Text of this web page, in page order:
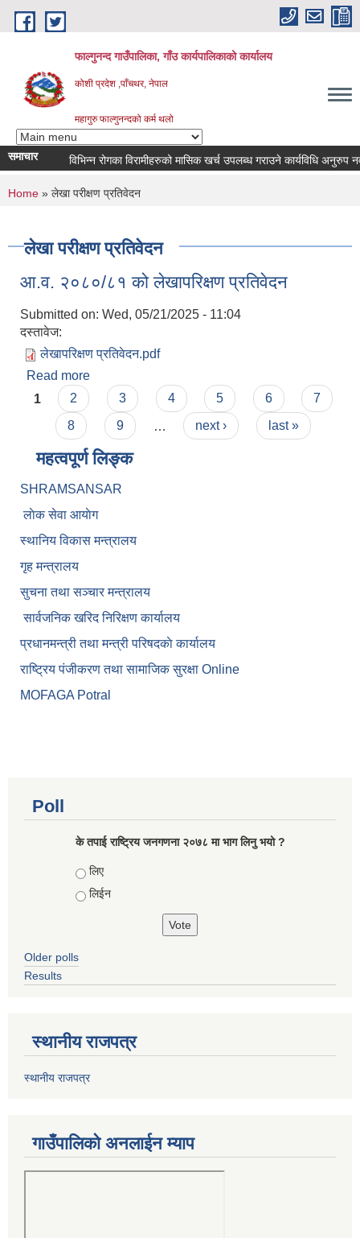
Skip to main content
फाल्गुनन्द गाउँपालिका, गाँउ कार्यपालिकाको कार्यालय
कोशी प्रदेश ,पाँचथर, नेपाल
महागुरु फाल्गुनन्दको कर्म थलो
समाचार विभिन्न रोगका विरामीहरुको मासिक खर्च उपलब्ध गराउने कार्यविधि अनुरुप
You are here
Home » लेखा परीक्षण प्रतिवेदन
लेखा परीक्षण प्रतिवेदन
आ.व. २०८०/८१ को लेखापरिक्षण प्रतिवेदन
Submitted on: Wed, 05/21/2025 - 11:04
दस्तावेज:
लेखापरिक्षण प्रतिवेदन.pdf
Read more
Pages
1 2 3 4 5 6
7
8
9 next › last »
महत्वपूर्ण लिङ्क
SHRAMSANSAR
लाेक सेवा आयाेग
स्थानिय विकास मन्त्रालय
गृह मन्त्रालय
सुचना तथा सञ्चार मन्त्रालय
सार्वजनिक खरिद निरिक्षण कार्यालय
प्रधानमन्त्री तथा मन्त्री परिषदकाे कार्यालय
राष्ट्रिय पंजीकरण तथा सामाजिक सुरक्षा Online
MOFAGA Potral
Poll
के तपाई राष्ट्रिय जनगणना २०७८ मा भाग लिनु भयो ?
Choices
लिए
लिईन
Older polls
Results
स्थानीय राजपत्र
स्थानीय राजपत्र
गाउँपालिको अनलाईन म्याप